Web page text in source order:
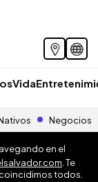
Vida
Negocios
en el
. Te
todos.